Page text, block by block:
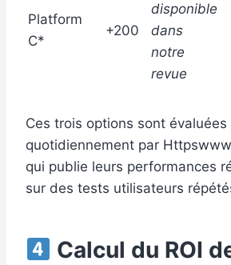
Platform
C*
+200
disponible
dans
notre
revue
Ces trois options sont évaluées
quotidiennement par
qui publie leurs performances
sur des tests utilisateurs
Calcul du ROI